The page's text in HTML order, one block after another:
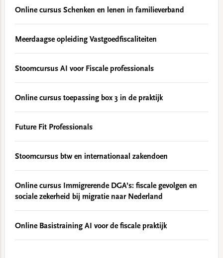
Online cursus Schenken en lenen in familieverband
Meerdaagse opleiding Vastgoedfiscaliteiten
Stoomcursus AI voor Fiscale professionals
Online cursus toepassing box 3 in de praktijk
Future Fit Professionals
Stoomcursus btw en internationaal zakendoen
Online cursus Immigrerende DGA’s: fiscale gevolgen en
sociale zekerheid bij migratie naar Nederland
Online Basistraining AI voor de fiscale praktijk